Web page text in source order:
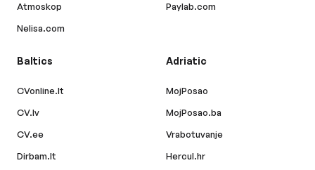
Atmoskop
Nelisa.com
Paylab.com
Baltics
CVonline.lt
CV.lv
CV.ee
Dirbam.lt
Adriatic
MojPosao
MojPosao.ba
Vrabotuvanje
Hercul.hr